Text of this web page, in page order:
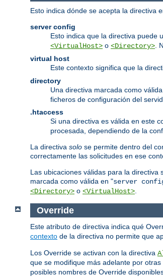
Esto indica dónde se acepta la directiva
server config
Esto indica que la directiva puede
<VirtualHost> o <Directory> .
virtual host
Este contexto significa que la
directory
Una directiva marcada como
ficheros de configuración del
.htaccess
Si una directiva es válida en este
procesada, dependiendo de la
La directiva solo se permite dentro del
correctamente las solicitudes en ese
Las ubicaciones válidas para la
marcada como válida en "server
<Directory> o <VirtualHost>
Override
Este atributo de directiva indica qué
contexto de la directiva no permite que
Los Override se activan con la directiva
que se modifique más adelante por otras
posibles nombres de Override